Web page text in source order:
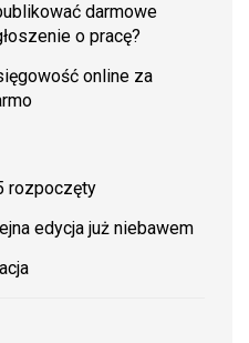
darmowe
o pracę?
online za
rozpoczęty
edycja już niebawem